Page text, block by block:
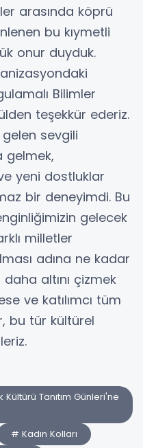
arasında köprü
bu kıymetli
onur duyduk.
Bilimler
teşekkür ederiz.
sevgili
gelmek,
yeni dostluklar
bir deneyimdi. Bu
gelecek
milletler
adına ne kadar
altını çizmek
ve katılımcı tüm
bu tür kültürel
Kültürü Tanıtım Günleri'ne
# Kadın Kolları